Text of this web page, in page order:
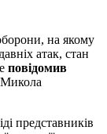
атак, стан
повідомив
Микола
представників